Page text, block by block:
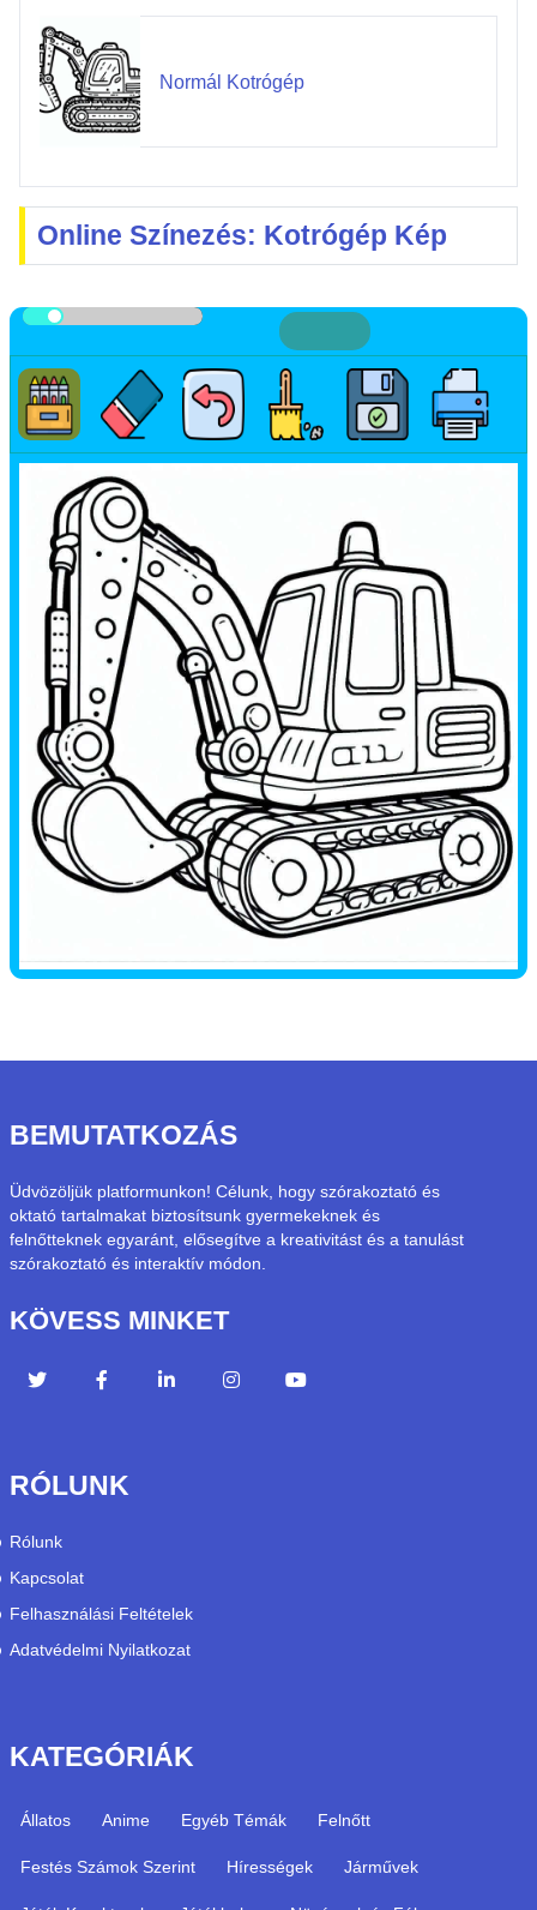
Normál Kotrógép
Online Színezés: Kotrógép Kép
BEMUTATKOZÁS
Üdvözöljük platformunkon! Célunk, hogy szórakoztató és
oktató tartalmakat biztosítsunk gyermekeknek és
felnőtteknek egyaránt, elősegítve a kreativitást és a tanulást
szórakoztató és interaktív módon.
KÖVESS MINKET
RÓLUNK
Rólunk
Kapcsolat
Felhasználási Feltételek
Adatvédelmi Nyilatkozat
KATEGÓRIÁK
Állatos Anime Egyéb Témák Felnőtt
Festés Számok Szerint Hírességek Járművek